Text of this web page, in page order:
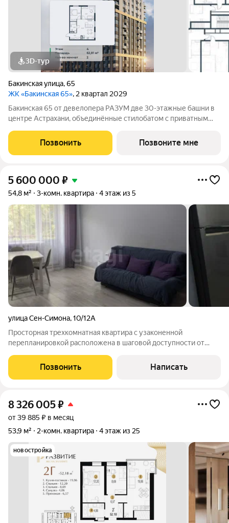
3D-тур
Бакинская улица,65
ЖК «Бакинская 65», 2 квартал 2029
Бакинская 65 от девелопера РАЗУМ две 30-этажные башни в
центре Астрахани, объединённые стилобатом с приватным
доступности находятся лучшие школы, гимназии и детские
Позвонить Позвоните мне
5 600 000 ₽
54,8 м² 3-комн. квартира 4 этаж из 5
улица Сен-Симона,10/12А
Просторная трехкомнатная квартира с узаконенной
перепланировкой расположена в шаговой доступности от
является грамотно организованное пространство:
объединенная кухня-гостиная служит центром
Позвонить Написать
8 326 005₽
от 39 885 ₽ в месяц
53,9 м²
2-комн. квартира 4 этаж из 25
новостройка